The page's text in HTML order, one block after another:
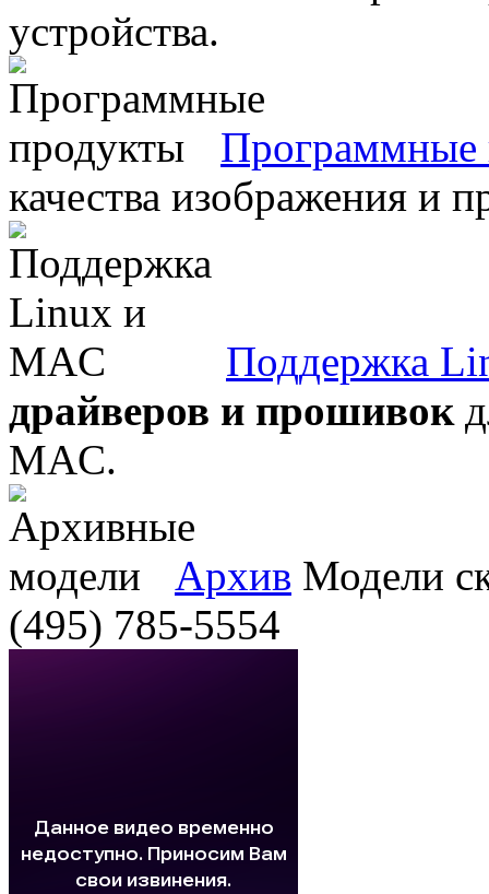
устройства.
Программные
качества изображения и
Поддержка
драйверов и прошивок
MAC.
Архив Модели
(495) 785-5554